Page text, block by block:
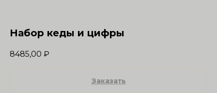
Набор кеды и цифры
8485,00 ₽
Заказать